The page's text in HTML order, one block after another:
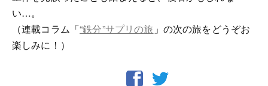
い…。
（連載コラム「“鉄分”サプリの旅 」の次の旅をどうぞお
楽しみに！）